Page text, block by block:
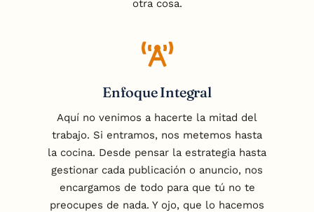
otra cosa.
Enfoque Integral
Aquí no venimos a hacerte la mitad del
trabajo. Si entramos, nos metemos hasta
la cocina. Desde pensar la estrategia hasta
gestionar cada publicación o anuncio, nos
encargamos de todo para que tú no te
preocupes de nada. Y ojo, que lo hacemos